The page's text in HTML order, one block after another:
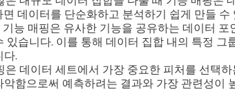
데이터를 단순화하고 분석하기 쉽게 만들 수
기능 매핑은 유사한 기능을 공유하는 데이터
있습니다. 이를 통해 데이터 집합 내의 특정 그
다.
은 데이터 세트에서 가장 중요한 피처를 선택
함으로써 예측하려는 결과와 가장 관련성이